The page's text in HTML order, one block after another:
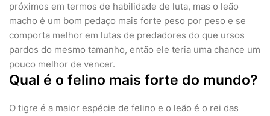
próximos em termos de habilidade de luta, mas o leão
macho é um bom pedaço mais forte peso por peso e se
comporta melhor em lutas de predadores do que ursos
pardos do mesmo tamanho, então ele teria uma chance um
pouco melhor de vencer.
Qual é o felino mais forte do mundo?
O tigre é a maior espécie de felino e o leão é o rei das